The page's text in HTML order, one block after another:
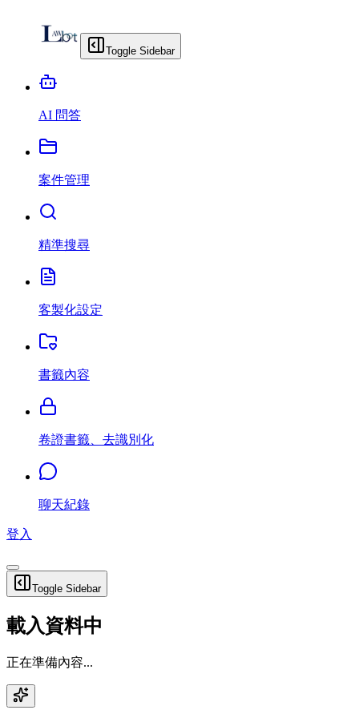
Toggle Sidebar
AI 問答
案件管理
精準搜尋
客製化設定
書籤內容
卷證書籤、去識別化
聊天紀錄
登入
Toggle Sidebar
載入資料中
正在準備內容...